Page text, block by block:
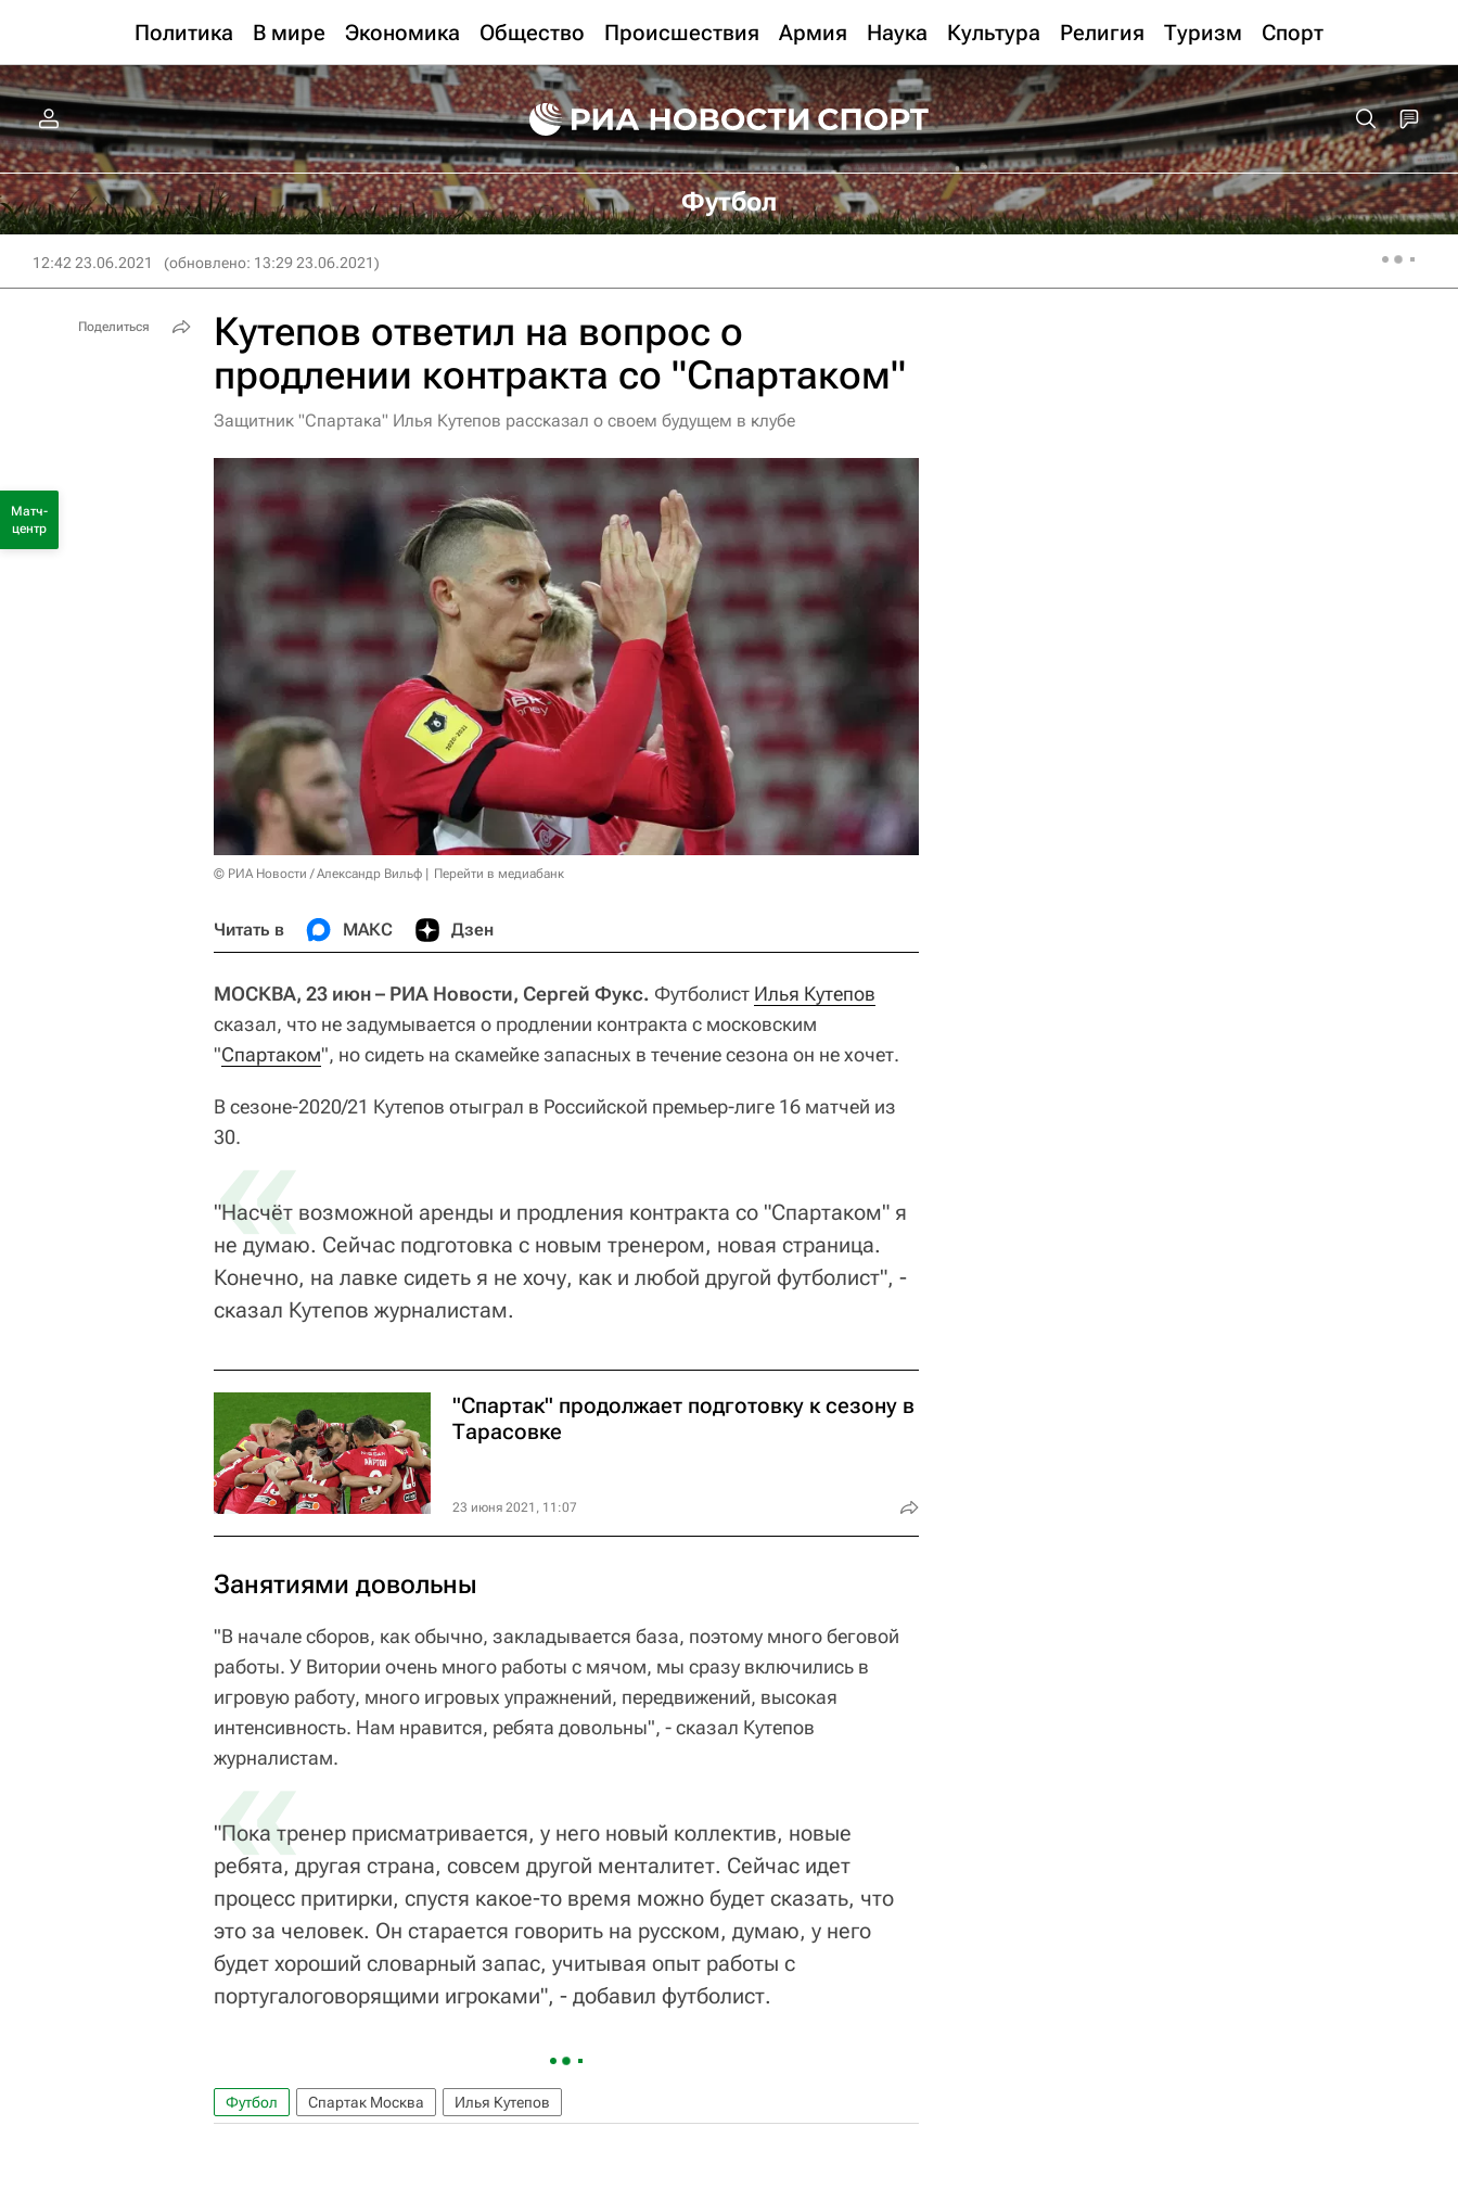
Политика В мире Экономика Общество Происшествия Армия Наука Культура Религия Туризм Спорт
Футбол
12:42 23.06.2021 (обновлено: 13:29 23.06.2021)
Кутепов ответил на вопрос о
продлении контракта со "Спартаком"
Защитник "Спартака" Илья Кутепов рассказал о своем будущем в клубе
© РИА Новости / Александр Вильф Перейти в медиабанк
Читать в МАКС Дзен
МОСКВА, 23 июн – РИА Новости, Сергей Фукс. Футболист Илья Кутепов
сказал, что не задумывается о продлении контракта с московским
"Спартаком", но сидеть на скамейке запасных в течение сезона он не хочет.
В сезоне-2020/21 Кутепов отыграл в Российской премьер-лиге 16 матчей из
30.
«
"Насчёт возможной аренды и продления контракта со "Спартаком" я
не думаю. Сейчас подготовка с новым тренером, новая страница.
Конечно, на лавке сидеть я не хочу, как и любой другой футболист", -
сказал Кутепов журналистам.
"Спартак" продолжает подготовку к сезону в
Тарасовке
23 июня 2021, 11:07
Занятиями довольны
"В начале сборов, как обычно, закладывается база, поэтому много беговой
работы. У Витории очень много работы с мячом, мы сразу включились в
игровую работу, много игровых упражнений, передвижений, высокая
интенсивность. Нам нравится, ребята довольны", - сказал Кутепов
журналистам.
«
"Пока тренер присматривается, у него новый коллектив, новые
ребята, другая страна, совсем другой менталитет. Сейчас идет
процесс притирки, спустя какое-то время можно будет сказать, что
это за человек. Он старается говорить на русском, думаю, у него
будет хороший словарный запас, учитывая опыт работы с
португалоговорящими игроками", - добавил футболист.
Футбол Спартак Москва Илья Кутепов
Поделиться
Матч-
центр